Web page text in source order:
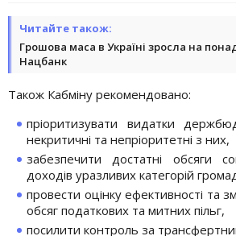
Читайте також:
Грошова маса в Україні зросла на
Нацбанк
Також Кабміну рекомендовано:
пріоритизувати видатки
некритичні та непріоритетні з них,
забезпечити достатні обсяги
доходів уразливих категорій
провести оцінку ефективності та
обсяг податкових та митних пільг,
посилити контроль за